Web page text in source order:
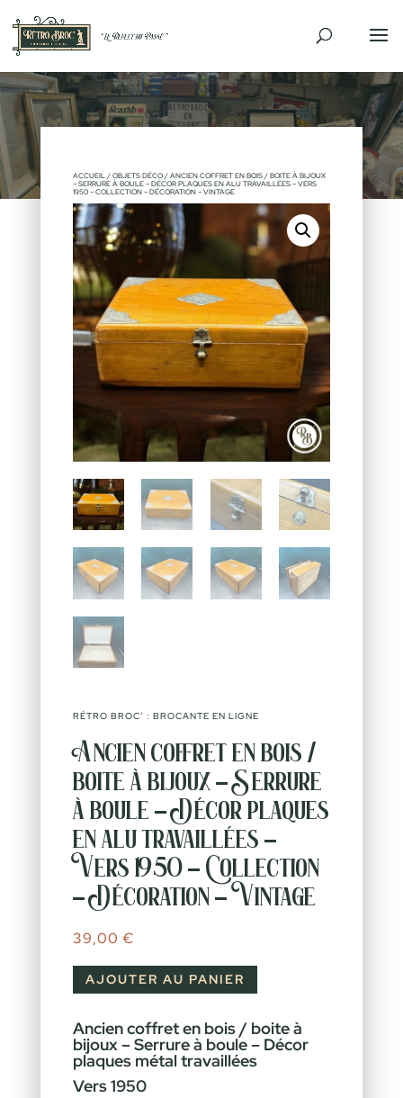
ACCUEIL/ OBJETS DÉCO/ ANCIEN COFFRET EN BOIS / BOITE À BIJOUX
– SERRURE À BOULE – DÉCOR PLAQUES EN ALU TRAVAILLÉES – VERS
1950 – COLLECTION – DÉCORATION – VINTAGE
RÉTRO BROC’ : BROCANTE EN LIGNE
Ancien coffret en bois /
boite à bijoux – Serrure
à boule – Décor plaques
en alu travaillées –
Vers 1950 – Collection
– Décoration – Vintage
39,00 €
AJOUTER AU PANIER
Ancien coffret en bois / boite à
bijoux – Serrure à boule – Décor
plaques métal travaillées
Vers 1950